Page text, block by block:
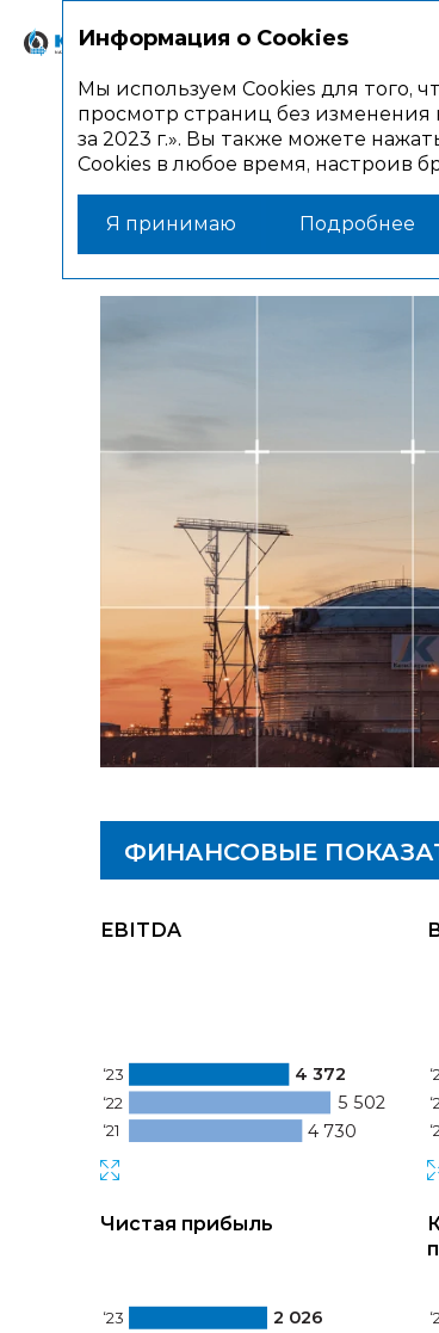
Стратегический
Стратегический отчет О
Основные
ФИНАНСОВЫЕ
EBITDA
‘23
‘22
‘21
4 372
5 502
4 730
Чистая прибыль
‘23
2 026
Информация о Cookies
Мы используем Cookies для того,
просмотр страниц без изменения
за 2023 г.». Вы также можете
Cookies в любое время, настроив
Я принимаю Подробнее